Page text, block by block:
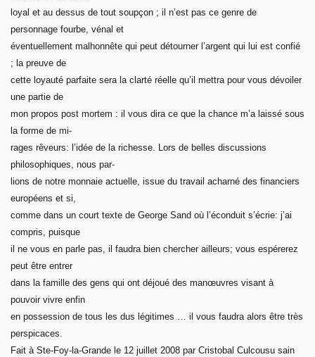
loyal et au dessus de tout soupçon ; il n’est pas ce genre de
personnage fourbe, vénal et
éventuellement malhonnête qui peut détourner l’argent qui lui est confié
; la preuve de
cette loyauté parfaite sera la clarté réelle qu’il mettra pour vous dévoiler
une partie de
mon propos post mortem : il vous dira ce que la chance m’a laissé sous
la forme de mi-
rages rêveurs: l’idée de la richesse. Lors de belles discussions
philosophiques, nous par-
lions de notre monnaie actuelle, issue du travail acharné des financiers
européens et si,
comme dans un court texte de George Sand où l’éconduit s’écrie: j’ai
compris, puisque
il ne vous en parle pas, il faudra bien chercher ailleurs; vous espérerez
peut être entrer
dans la famille des gens qui ont déjoué des manœuvres visant à
pouvoir vivre enfin
en possession de tous les dus légitimes … il vous faudra alors être très
perspicaces.
Fait à Ste-Foy-la-Grande le 12 juillet 2008 par Cristobal Culcousu sain